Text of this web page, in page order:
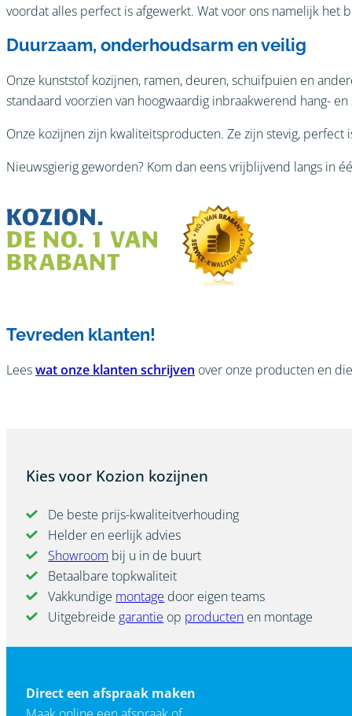
voordat alles perfect is afgewerkt. Wat voor ons namelijk het
Duurzaam, onderhoudsarm en veilig
Onze kunststof kozijnen, ramen, deuren, schuifpuien en
standaard voorzien van hoogwaardig inbraakwerend hang-
Onze kozijnen zijn kwaliteitsproducten. Ze zijn stevig,
Nieuwsgierig geworden? Kom dan eens vrijblijvend langs in
Tevreden klanten!
Leeswat onze klanten schrijven over onze producten en
Kies voor Kozion kozijnen
De beste prijs-kwaliteitverhouding
Helder en eerlijk advies
Showroom bij u in de buurt
Betaalbare topkwaliteit
Vakkundige montage door eigen teams
Uitgebreide garantie op producten en montage
Direct een afspraak maken